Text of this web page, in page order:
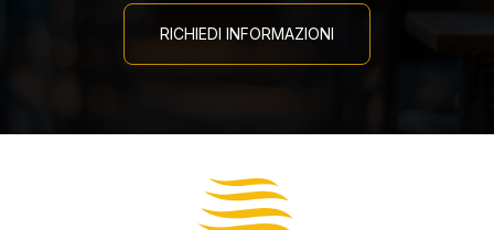
RICHIEDI INFORMAZIONI